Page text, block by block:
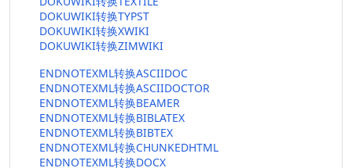
DOKUWIKI转换TYPST
DOKUWIKI转换XWIKI
DOKUWIKI转换ZIMWIKI
ENDNOTEXML转换ASCIIDOC
ENDNOTEXML转换ASCIIDOCTOR
ENDNOTEXML转换BEAMER
ENDNOTEXML转换BIBLATEX
ENDNOTEXML转换BIBTEX
ENDNOTEXML转换CHUNKEDHTML
ENDNOTEXML转换DOCX